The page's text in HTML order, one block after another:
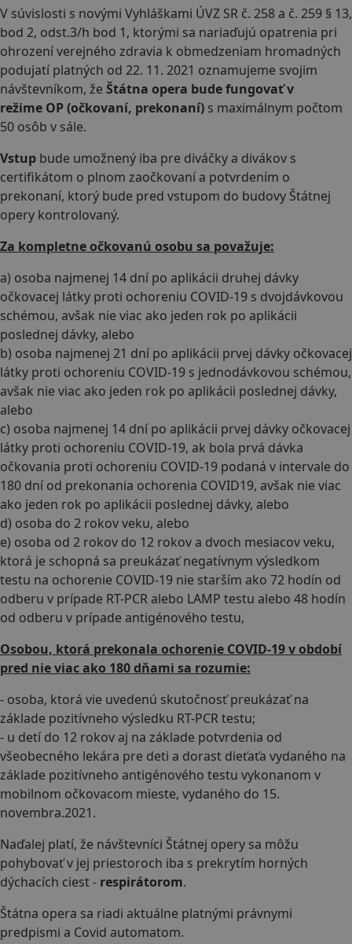
V súvislosti s novými Vyhláškami ÚVZ SR č. 258 a č. 259 § 13,
bod 2, odst.3/h bod 1, ktorými sa nariaďujú opatrenia pri
ohrození verejného zdravia k obmedzeniam hromadných
podujatí platných od 22. 11. 2021 oznamujeme svojim
návštevníkom, že Štátna opera bude fungovať v
režime OP (očkovaní, prekonaní) s maximálnym počtom
50 osôb v sále.
Vstup bude umožnený iba pre diváčky a divákov s
certifikátom o plnom zaočkovaní a potvrdením o
prekonaní, ktorý bude pred vstupom do budovy Štátnej
opery kontrolovaný.
Za kompletne očkovanú osobu sa považuje:
a) osoba najmenej 14 dní po aplikácii druhej dávky
očkovacej látky proti ochoreniu COVID-19 s dvojdávkovou
schémou, avšak nie viac ako jeden rok po aplikácii
poslednej dávky, alebo
b) osoba najmenej 21 dní po aplikácii prvej dávky očkovacej
látky proti ochoreniu COVID-19 s jednodávkovou schémou,
avšak nie viac ako jeden rok po aplikácii poslednej dávky,
alebo
c) osoba najmenej 14 dní po aplikácii prvej dávky očkovacej
látky proti ochoreniu COVID-19, ak bola prvá dávka
očkovania proti ochoreniu COVID-19 podaná v intervale do
180 dní od prekonania ochorenia COVID19, avšak nie viac
ako jeden rok po aplikácii poslednej dávky, alebo
d) osoba do 2 rokov veku, alebo
e) osoba od 2 rokov do 12 rokov a dvoch mesiacov veku,
ktorá je schopná sa preukázať negatívnym výsledkom
testu na ochorenie COVID-19 nie starším ako 72 hodín od
odberu v prípade RT-PCR alebo LAMP testu alebo 48 hodín
od odberu v prípade antigénového testu,
Osobou, ktorá prekonala ochorenie COVID-19 v období
pred nie viac ako 180 dňami sa rozumie:
- osoba, ktorá vie uvedenú skutočnosť preukázať na
základe pozitívneho výsledku RT-PCR testu;
- u detí do 12 rokov aj na základe potvrdenia od
všeobecného lekára pre deti a dorast dieťaťa vydaného na
základe pozitívneho antigénového testu vykonanom v
mobilnom očkovacom mieste, vydaného do 15.
novembra.2021.
Naďalej platí, že návštevníci Štátnej opery sa môžu
pohybovať v jej priestoroch iba s prekrytím horných
dýchacích ciest - respirátorom.
Štátna opera sa riadi aktuálne platnými právnymi
predpismi a Covid automatom.